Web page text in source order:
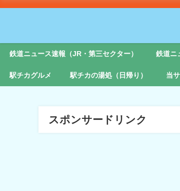
鉄道ニュース速報（JR・第三セクター） 鉄道ニ
駅チカグルメ 駅チカの湯処（日帰り） 当
スポンサードリンク